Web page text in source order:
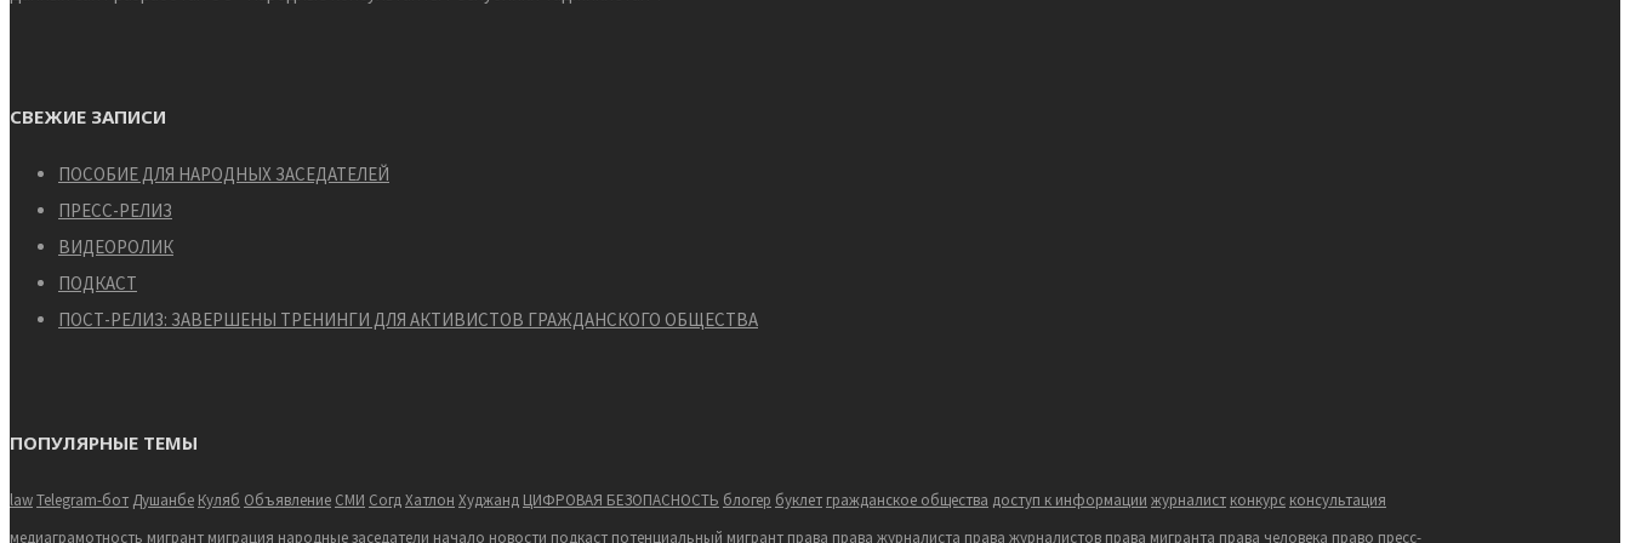
СВЕЖИЕ ЗАПИСИ
ПОСОБИЕ ДЛЯ НАРОДНЫХ ЗАСЕДАТЕЛЕЙ
ПРЕСС-РЕЛИЗ
ВИДЕОРОЛИК
ПОДКАСТ
ПОСТ-РЕЛИЗ: ЗАВЕРШЕНЫ ТРЕНИНГИ ДЛЯ АКТИВИСТОВ ГРАЖДАНСКОГО ОБЩЕСТВА
ПОПУЛЯРНЫЕ ТЕМЫ
lawTelegram-бот Душанбе Куляб Объявление СМИ СогдХатлон Худжанд ЦИФРОВАЯ БЕЗОПАСНОСТЬ блогер буклет гражданское общества доступ к информации журналист конкурс консультация
медиаграмотность мигрант миграция народные заседатели начало новости подкаст потенциальный мигрант права права журналиста права журналистов права мигранта права человека право пресс-